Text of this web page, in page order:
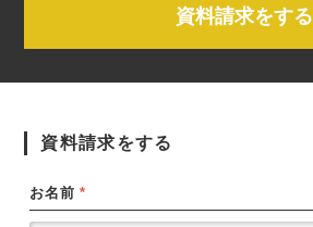
資料請求をする
資料請求をする
お名前 *